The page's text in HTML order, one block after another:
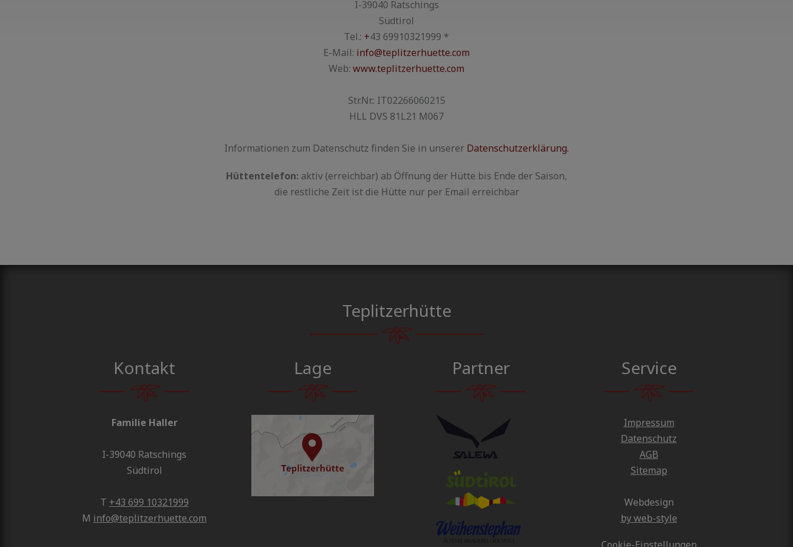
I-39040 Ratschings
Südtirol
Tel.: +43 69910321999 *
E-Mail: info@teplitzerhuette.com
Web: www.teplitzerhuette.com
Str.Nr.: IT02266060215
HLL DVS 81L21 M067
Informationen zum Datenschutz finden Sie in unserer Datenschutzerklärung.
Hüttentelefon: aktiv (erreichbar) ab Öffnung der Hütte bis Ende der Saison,
die restliche Zeit ist die Hütte nur per Email erreichbar
Teplitzerhütte
Kontakt
Familie Haller
I-39040 Ratschings
Südtirol
T +43 699 10321999
M info@teplitzerhuette.com
Lage Partner Service
Impressum
Datenschutz
AGB
Sitemap
Webdesign
by web-style